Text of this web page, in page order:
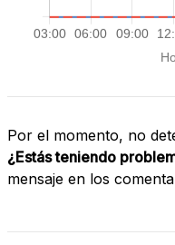
Por el momento, no
¿Estás teniendo
mensaje en los